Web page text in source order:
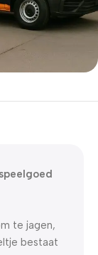
te jagen,
bestaat